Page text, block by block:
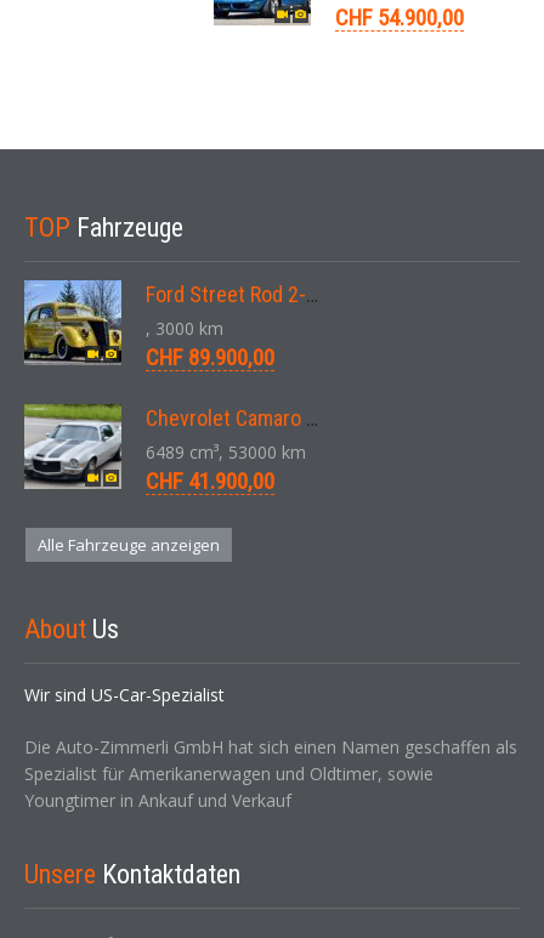
CHF 54.900,00
TOP Fahrzeuge
Ford Street Rod 2-Door V8 Aut. 1937
, 3000 km
CHF 89.900,00
Chevrolet Camaro SS 396 LS3 Coupe Aut. 1971
6489 cm³, 53000 km
CHF 41.900,00
Alle Fahrzeuge anzeigen
About Us
Wir sind US-Car-Spezialist
Die Auto-Zimmerli GmbH hat sich einen Namen geschaffen als
Spezialist für Amerikanerwagen und Oldtimer, sowie
Youngtimer in Ankauf und Verkauf
Unsere Kontaktdaten